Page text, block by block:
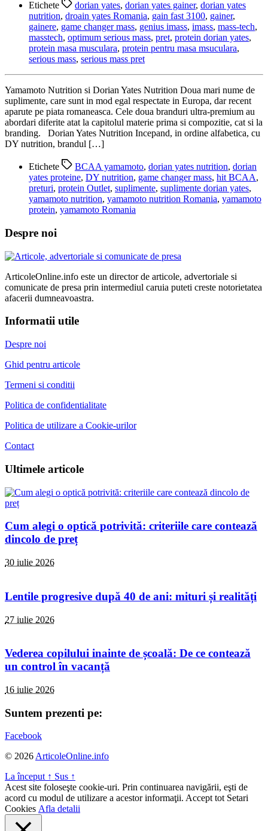
Etichete dorian yates, dorian yates gainer, dorian yates
nutrition, droain yates Romania, gain fast 3100, gainer,
gainere, game changer mass, genius imass, imass, mass-tech,
masstech, optimum serious mass, pret, protein dorian yates,
protein masa musculara, protein pentru masa msuculara,
serious mass, serious mass pret
Yamamoto Nutrition si Dorian Yates Nutrition Doua mari nume de
suplimente, care sunt in mod egal respectate in Europa, dar recent
aparute pe piata romaneasca. Cele doua branduri ultra-premium au
abordari diferite atat la capitolul materie prima si compozitie, cat si la
branding. Dorian Yates Nutrition Incepand, in ordine alfabetica, cu
DY nutrition, brandul […]
Etichete BCAA yamamoto, dorian yates nutrition, dorian
yates proteine, DY nutrition, game changer mass, hit BCAA,
preturi, protein Outlet, suplimente, suplimente dorian yates,
yamamoto nutrition, yamamoto nutrition Romania, yamamoto
protein, yamamoto Romania
Despre noi
ArticoleOnline.info este un director de articole, advertoriale si
comunicate de presa prin intermediul caruia puteti creste notorietatea
afacerii dumneavoastra.
Informatii utile
Despre noi
Ghid pentru articole
Termeni si conditii
Politica de confidentialitate
Politica de utilizare a Cookie-urilor
Contact
Ultimele articole
Cum alegi o optică potrivită: criteriile care contează
dincolo de preț
30 iulie 2026
Lentile progresive după 40 de ani: mituri și realități
27 iulie 2026
Vederea copilului inainte de școală: De ce contează
un control în vacanță
16 iulie 2026
Suntem prezenti pe:
Facebook
© 2026 ArticoleOnline.info
La început ↑ Sus ↑
Acest site foloseşte cookie-uri. Prin continuarea navigării, eşti de
acord cu modul de utilizare a acestor informaţii. Accept tot Setari
Cookies Afla detalii